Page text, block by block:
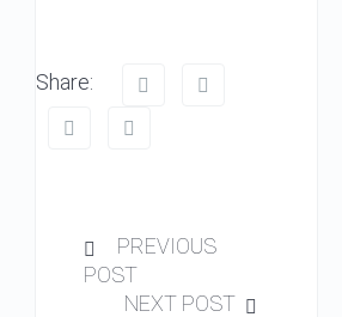
Share:
PREVIOUS
POST
NEXT POST